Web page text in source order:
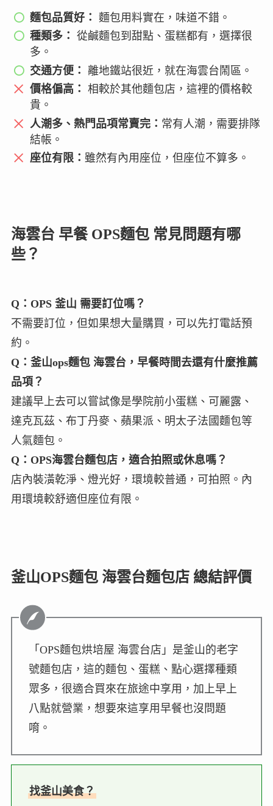
麵包品質好： 麵包用料實在，味道不錯。
種類多： 從鹹麵包到甜點、蛋糕都有，選擇很
多。
交通方便：
離地鐵站很近，就在海雲台鬧區。
價格偏高： 相較於其他麵包店，這裡的價格較
貴。
人潮多、熱門品項常賣完： 常有人潮，需要排隊
結帳。
座位有限：雖然有內用座位，但座位不算多。
海雲台 早餐 OPS麵包 常見問題有哪
些？
Q：OPS 釜山 需要訂位嗎？
不需要訂位，但如果想大量購買，可以先打電話預
約。
Q：釜山ops麵包 海雲台，早餐時間去還有什麼推薦
品項？
建議早上去可以嘗試像是學院前小蛋糕、可麗露、
達克瓦茲、布丁丹麥、蘋果派、明太子法國麵包等
人氣麵包。
Q：OPS海雲台麵包店，適合拍照或休息嗎？
店內裝潢乾淨、燈光好，環境較普通，可拍照。內
用環境較舒適但座位有限。
釜山OPS麵包 海雲台麵包店 總結評價
「OPS麵包烘培屋 海雲台店」是釜山的老字
號麵包店，這的麵包、蛋糕、點心選擇種類
眾多，很適合買來在旅途中享用，加上早上
八點就營業，想要來這享用早餐也沒問題
唷。
找釜山美食？